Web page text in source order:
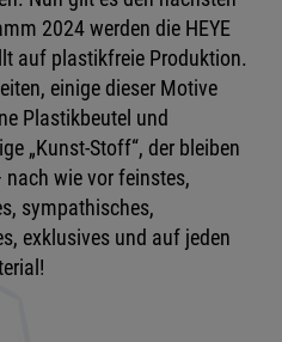
2024 werden die HEYE
auf plastikfreie Produktion.
einige dieser Motive
Plastikbeutel und
„Kunst-Stoff“, der bleiben
wie vor feinstes,
sympathisches,
exklusives und auf jeden